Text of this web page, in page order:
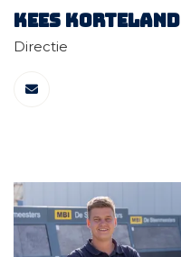
Kees Korteland
Directie